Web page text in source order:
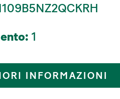
1
INFORMAZIONI